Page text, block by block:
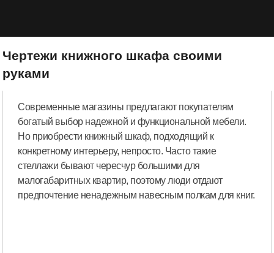
Чертежи книжного шкафа своими
руками
Современные магазины предлагают покупателям
богатый выбор надежной и функциональной мебели.
Но приобрести книжный шкаф, подходящий к
конкретному интерьеру, непросто. Часто такие
стеллажи бывают чересчур большими для
малогабаритных квартир, поэтому люди отдают
предпочтение ненадежным навесным полкам для книг.